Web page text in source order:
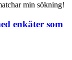
min sökning!
enkäter som